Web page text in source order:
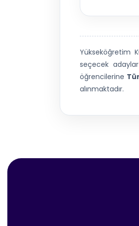
Yükseköğretim
seçecek
öğrencilerine
alınmaktadır.